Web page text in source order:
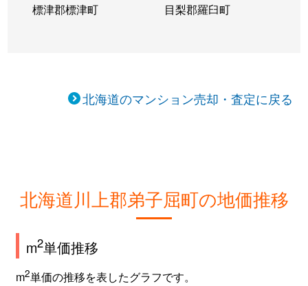
標津郡標津町 目梨郡羅臼町
北海道のマンション売却・査定に戻る
北海道川上郡弟子屈町の地価推移
m2単価推移
m2単価の推移を表したグラフです。